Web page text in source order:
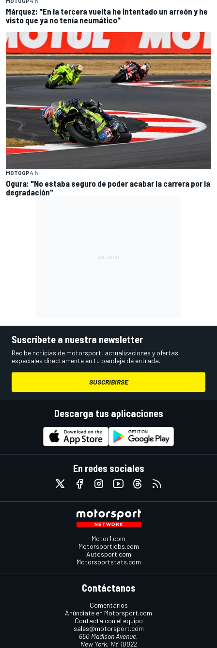
Márquez: "En la tercera vuelta he intentado un arreón y he
visto que ya no tenía neumático"
MOTOGP4 h
Ogura: "No estaba seguro de poder acabar la carrera por la
degradación"
Suscríbete a nuestra newsletter
Recibe noticias de motorsport, actualizaciones y ofertas
especiales directamente en tu bandeja de entrada.
SUSCRIBIRSE
Descarga tus aplicaciones
En redes sociales
Motor1.com
Motorsportjobs.com
Autosport.com
Motorsportstats.com
Contáctanos
Comentarios
Anúnciate en Motorsport.com
Contacta con el equipo
sales@motorsport.com
650 Madison Avenue,
New York, NY 10022